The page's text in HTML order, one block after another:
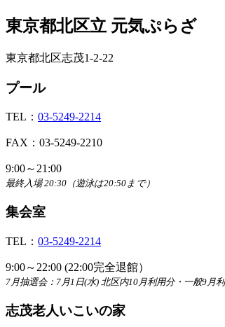
東京都北区立 元気ぷらざ
東京都北区志茂1-2-22
プール
TEL： 03-5249-2214
FAX：03-5249-2210
9:00～21:00
最終入場 20:30（遊泳は20:50まで）
集会室
TEL： 03-5249-2214
9:00～22:00 (22:00完全退館）
7月抽選会：7月1日(水) 北区内10月利用分・一般9月
志茂老人いこいの家